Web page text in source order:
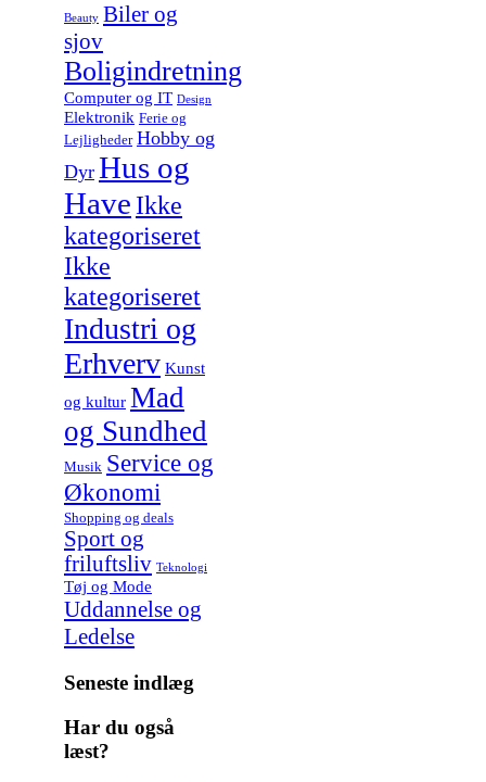
Beauty Biler og
sjov
Boligindretning
Computer og IT Design
Elektronik Ferie og
Lejligheder Hobby og
Dyr Hus og
Have Ikke
kategoriseret
Ikke
kategoriseret
Industri og
Erhverv Kunst
og kultur Mad
og Sundhed
Musik Service og
Økonomi
Shopping og deals
Sport og
friluftsliv Teknologi
Tøj og Mode
Uddannelse og
Ledelse
Seneste indlæg
Har du også
læst?